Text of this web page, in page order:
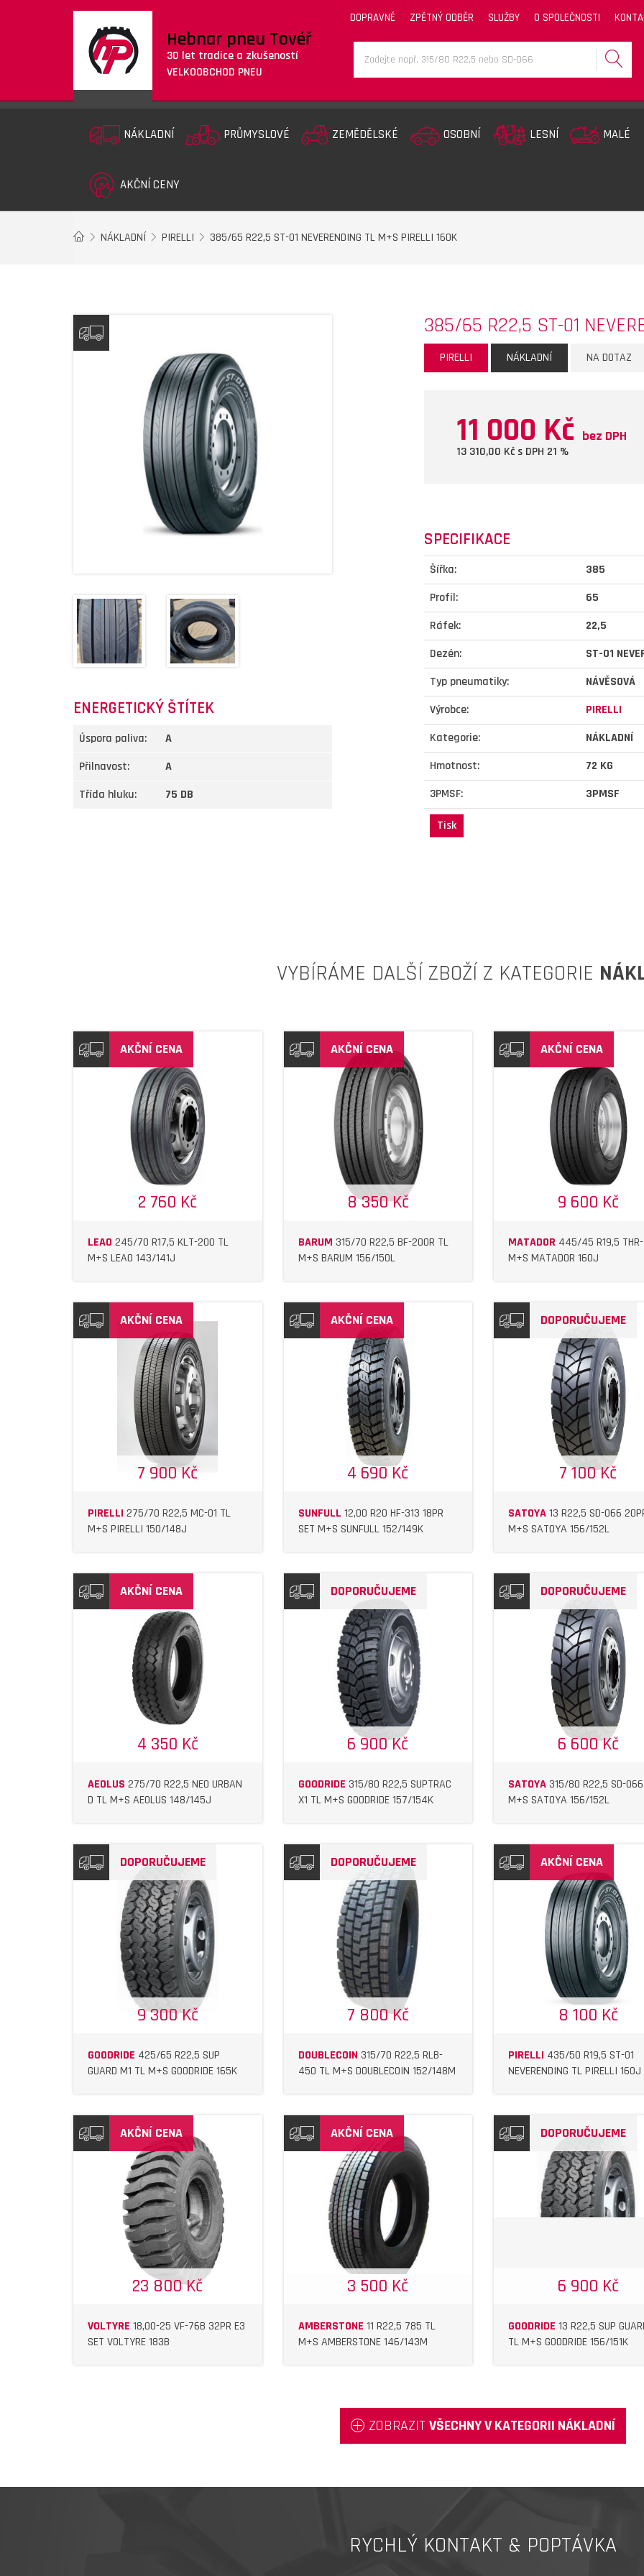
Hebnar pneu Tovéř
30 let tradice a zkušeností
VELKOOBCHOD PNEU
DOPRAVNÉ ZPĚTNÝ ODBĚR SLUŽBY O SPOLEČNOSTI
NÁKLADNÍ PRŮMYSLOVÉ ZEMĚDĚLSKÉ OSOBNÍ LESNÍ MALÉ
AKČNÍ CENY
NÁKLADNÍ PIRELLI 385/65 R22,5 ST-01 NEVERENDING TL M+S PIRELLI 160K
385/65 R22,5 ST-01
PIRELLI NÁKLADNÍ NA DOTAZ
11 000 Kč bez DPH
13 310,00 Kč s DPH 21 %
SPECIFIKACE
Šířka:
385
Profil:
65
Ráfek:
22,5
Dezén:
ST-01
Typ pneumatiky:
NÁVĚSOVÁ
Výrobce:
PIRELLI
Kategorie:
NÁKLADNÍ
Hmotnost:
72 KG
3PMSF:
3PMSF
Tisk
ENERGETICKÝ ŠTÍTEK
Úspora paliva:
A
Přilnavost:
A
Třída hluku:
75 DB
VYBÍRÁME DALŠÍ ZBOŽÍ Z KATEGORIE
AKČNÍ CENA
2 760 Kč
LEAO 245/70 R17,5 KLT-200 TL
M+S LEAO 143/141J
AKČNÍ CENA
DETAIL
8 350 Kč
BARUM 315/70 R22,5 BF-200R TL
M+S BARUM 156/150L
AKČNÍ CENA
DETAIL
9 600 Kč
MATADOR 445/45 R19,5
M+S MATADOR 160J
DETAIL
AKČNÍ CENA
7 900 Kč
PIRELLI 275/70 R22,5 MC-01 TL
M+S PIRELLI 150/148J
AKČNÍ CENA
DETAIL
4 690 Kč
SUNFULL 12,00 R20 HF-313 18PR
SET M+S SUNFULL 152/149K
DOPORUČUJEME
DETAIL
7 100 Kč
SATOYA13 R22,5 SD-066
M+S SATOYA 156/152L
DETAIL
AKČNÍ CENA
4 350 Kč
AEOLUS 275/70 R22,5 NEO URBAN
D TL M+S AEOLUS 148/145J
DOPORUČUJEME
DETAIL
6 900 Kč
GOODRIDE 315/80 R22,5 SUPTRAC
X1 TL M+S GOODRIDE 157/154K
DOPORUČUJEME
DETAIL
6 600 Kč
SATOYA315/80 R22,5 SD-
M+S SATOYA 156/152L
DETAIL
DOPORUČUJEME
9 300 Kč
GOODRIDE 425/65 R22,5 SUP
GUARD M1 TL M+S GOODRIDE 165K
DOPORUČUJEME
DETAIL
7 800 Kč
DOUBLECOIN 315/70 R22,5 RLB-
450 TL M+S DOUBLECOIN 152/148M
AKČNÍ CENA
DETAIL
8 100 Kč
PIRELLI 435/50 R19,5 ST-01
NEVERENDING TL PIRELLI 160J
DETAIL
AKČNÍ CENA
23 800 Kč
VOLTYRE 18,00-25 VF-76B 32PR E3
SET VOLTYRE 183B
AKČNÍ CENA
DETAIL
3 500 Kč
AMBERSTONE 11 R22,5 785 TL
M+S AMBERSTONE 146/143M
DOPORUČUJEME
DETAIL
6 900 Kč
GOODRIDE 13 R22,5 SUP
TL M+S GOODRIDE 156/151K
DETAIL
ZOBRAZITVŠECHNY V KATEGORII NÁKLADNÍ
RYCHLÝ KONTAKT & POPTÁVKA